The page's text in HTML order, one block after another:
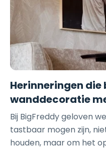
Herinneringen die
wanddecoratie
Bij BigFreddy geloven
tastbaar mogen zijn,
houden, maar om het